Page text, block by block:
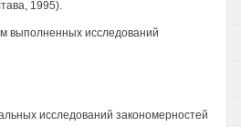
1995).
выполненных исследований
исследований закономерностей